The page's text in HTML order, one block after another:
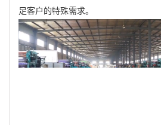
足客户 的特殊需求。